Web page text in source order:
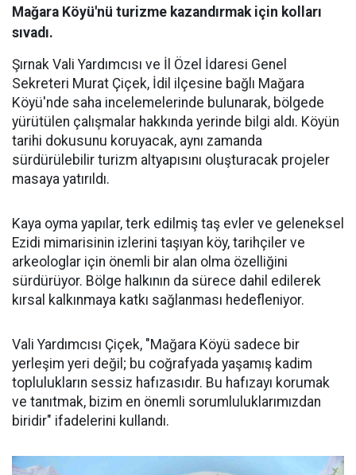
Mağara Köyü'nü turizme kazandırmak için kolları
sıvadı.
Şırnak Vali Yardımcısı ve İl Özel İdaresi Genel
Sekreteri Murat Çiçek, İdil ilçesine bağlı Mağara
Köyü'nde saha incelemelerinde bulunarak, bölgede
yürütülen çalışmalar hakkında yerinde bilgi aldı. Köyün
tarihi dokusunu koruyacak, aynı zamanda
sürdürülebilir turizm altyapısını oluşturacak projeler
masaya yatırıldı.
Kaya oyma yapılar, terk edilmiş taş evler ve geleneksel
Ezidi mimarisinin izlerini taşıyan köy, tarihçiler ve
arkeologlar için önemli bir alan olma özelliğini
sürdürüyor. Bölge halkının da sürece dahil edilerek
kırsal kalkınmaya katkı sağlanması hedefleniyor.
Vali Yardımcısı Çiçek, "Mağara Köyü sadece bir
yerleşim yeri değil; bu coğrafyada yaşamış kadim
toplulukların sessiz hafızasıdır. Bu hafızayı korumak
ve tanıtmak, bizim en önemli sorumluluklarımızdan
biridir" ifadelerini kullandı.